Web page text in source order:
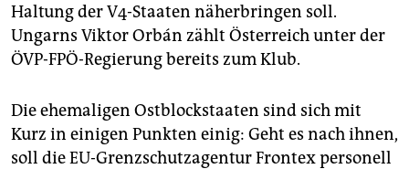
Haltung der V4-Staaten näherbringen soll.
Ungarns Viktor Orbán zählt Österreich unter der
ÖVP-FPÖ-Regierung bereits zum Klub.
Die ehemaligen Ostblockstaaten sind sich mit
Kurz in einigen Punkten einig: Geht es nach ihnen,
soll die EU-Grenzschutzagentur Frontex personell